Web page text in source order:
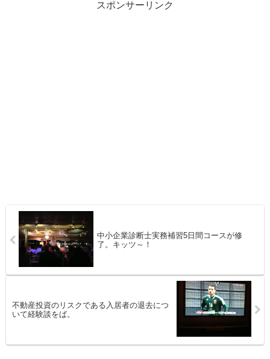
スポンサーリンク
中小企業診断士実務補習5日間コースが修
了。キッツ～！
不動産投資のリスクである入居者の退去につ
いて経験談をば。